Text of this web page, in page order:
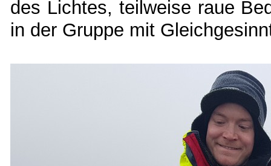
des Lichtes, teilweise raue
in der Gruppe mit